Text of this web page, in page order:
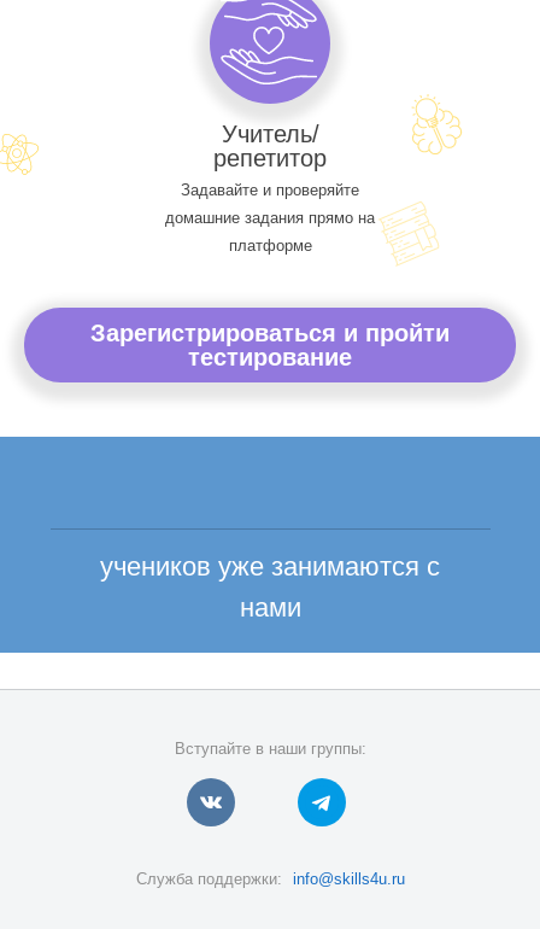
Учитель/
репетитор
Задавайте и проверяйте
домашние задания прямо на
платформе
Зарегистрироваться и пройти
тестирование
учеников уже занимаются с
нами
Вступайте в наши группы:
Служба поддержки: info@skills4u.ru